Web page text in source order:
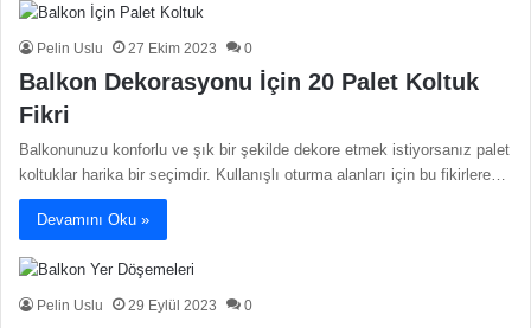
Pelin Uslu 27 Ekim 2023 0
Balkon Dekorasyonu İçin 20 Palet Koltuk
Fikri
Balkonunuzu konforlu ve şık bir şekilde dekore etmek istiyorsanız palet
koltuklar harika bir seçimdir. Kullanışlı oturma alanları için bu fikirlere…
Devamını Oku »
Pelin Uslu 29 Eylül 2023 0